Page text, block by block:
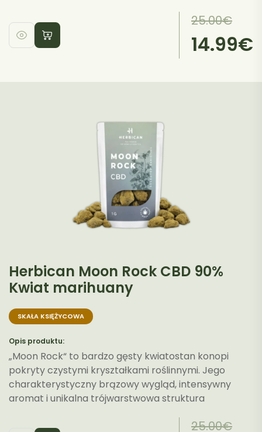
25.00€
Pierwotna
wynosiła:
14.99€
Aktualna
wynosi:
Herbican Moon Rock CBD 90%
Kwiat marihuany
SKAŁA KSIĘŻYCOWA
Opis produktu:
„Moon Rock“ to bardzo gęsty kwiatostan konopi
pokryty czystymi kryształkami roślinnymi. Jego
charakterystyczny brązowy wygląd, intensywny
aromat i unikalna trójwarstwowa struktura
25.00€
Pierwotna
Aktualna